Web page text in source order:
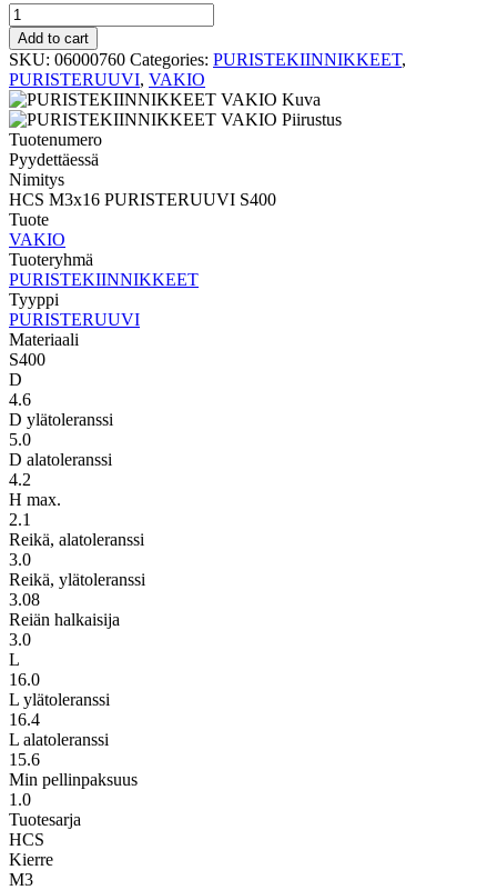
PURISTERUUVI
VAKIO
HCS
M3x16
PURISTERUUVI
S400
quantity
Add to cart
SKU: 06000760 Categories: PURISTEKIINNIKKEET,
PURISTERUUVI, VAKIO
Tuotenumero
Pyydettäessä
Nimitys
HCS M3x16 PURISTERUUVI S400
Tuote
VAKIO
Tuoteryhmä
PURISTEKIINNIKKEET
Tyyppi
PURISTERUUVI
Materiaali
S400
D
4.6
D ylätoleranssi
5.0
D alatoleranssi
4.2
H max.
2.1
Reikä, alatoleranssi
3.0
Reikä, ylätoleranssi
3.08
Reiän halkaisija
3.0
L
16.0
L ylätoleranssi
16.4
L alatoleranssi
15.6
Min pellinpaksuus
1.0
Tuotesarja
HCS
Kierre
M3